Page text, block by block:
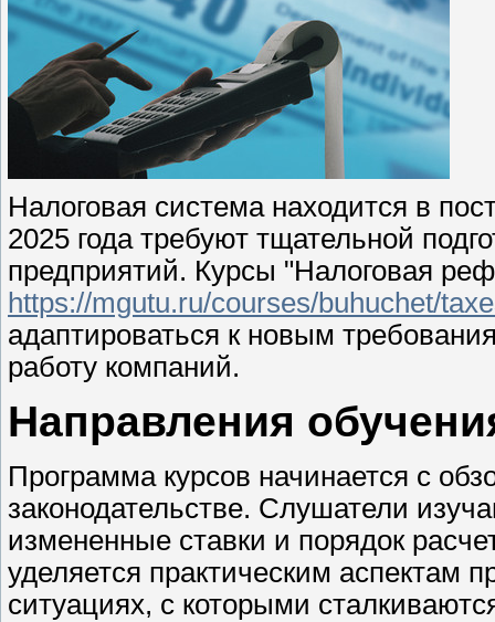
Налоговая система находится в
2025 года требуют тщательной
предприятий. Курсы "Налоговая
https://mgutu.ru/courses/buhuchet/
адаптироваться к новым
работу компаний.
Направления
Программа курсов начинается с
законодательстве. Слушатели
измененные ставки и порядок
уделяется практическим аспектам
ситуациях, с которыми